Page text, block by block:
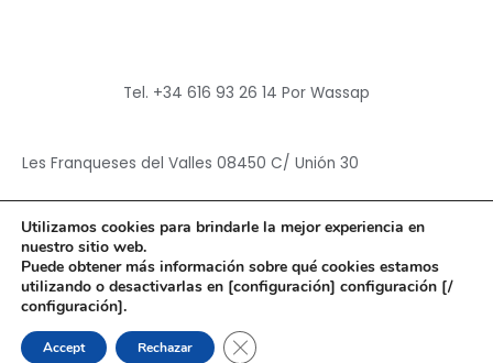
Tel. +34 616 93 26 14 Por Wassap
Les Franqueses del Valles 08450 C/ Unión 30
Copyright © 2026Hun Yuan Chen
Powered byHun Yuan Chen
Utilizamos cookies para brindarle la mejor experiencia en
nuestro sitio web.
Puede obtener más información sobre qué cookies estamos
utilizando o desactivarlas en [configuración] configuración [/
configuración].
Accept Rechazar CERRAR EL BANNER DE